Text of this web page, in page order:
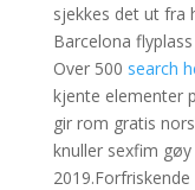
sjekkes det ut fra
Barcelona
Over 500 search
kjente elementer
gir rom gratis
knuller sexfim